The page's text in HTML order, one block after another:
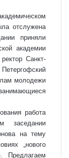
отслужена
приняли
академии
Санкт-
Петергофский
молодежи
работа
заседании
на тему
„нового
Предлагаем